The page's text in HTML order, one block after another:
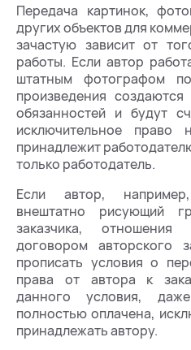
Передача картинок,
других объектов для
зачастую зависит от
работы. Если автор
штатным фотографом
произведения
обязанностей и будут
исключительное
принадлежит
только работодатель.
Если автор, например,
внештатно рисующий
заказчика, отношения
договором
прописать условия о
права от автора к
данного условия,
полностью оплачена,
принадлежать автору.